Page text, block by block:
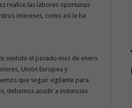
realice las labores oportunas
intereses, como así le ha
sentido el pasado mes de enero
Unión Europea y
que seguir vigilante para
debemos acudir a instancias